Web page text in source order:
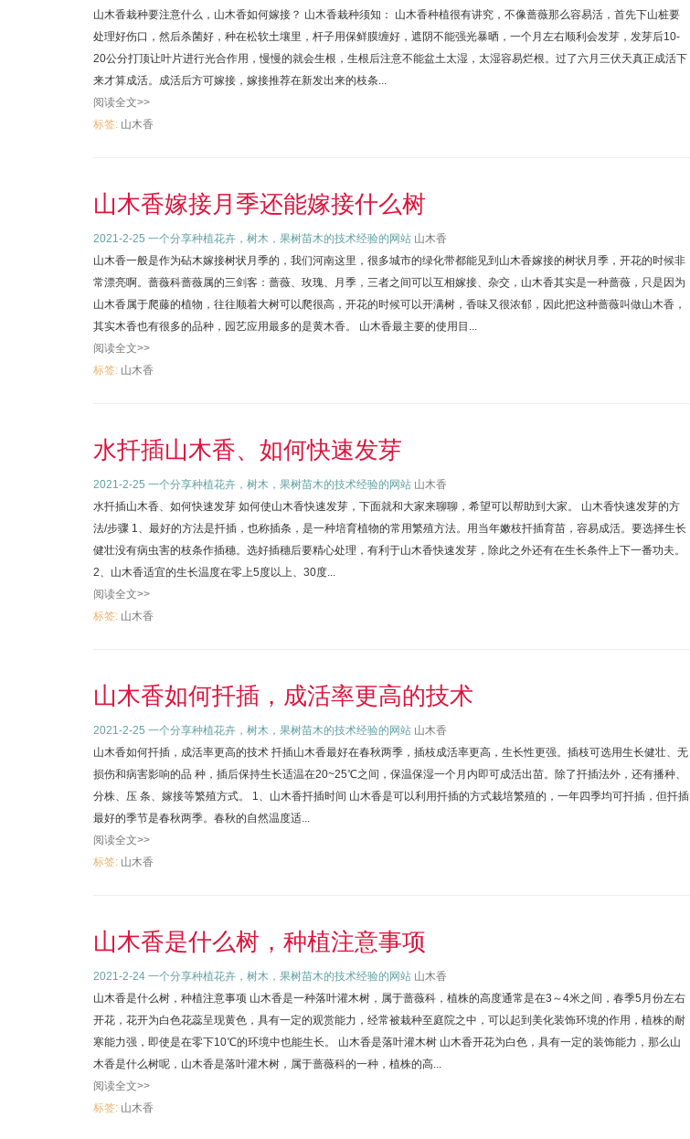
山木香栽种要注意什么，山木香如何嫁接？ 山木香栽种须知： 山木香种植很有讲究，不像蔷薇那么容易活，首先下山桩要
处理好伤口，然后杀菌好，种在松软土壤里，杆子用保鲜膜缠好，遮阴不能强光暴晒，一个月左右顺利会发芽，发芽后10-
20公分打顶让叶片进行光合作用，慢慢的就会生根，生根后注意不能盆土太湿，太湿容易烂根。过了六月三伏天真正成活下
来才算成活。成活后方可嫁接，嫁接推荐在新发出来的枝条...
阅读全文>>
标签: 山木香
山木香嫁接月季还能嫁接什么树
2021-2-25 一个分享种植花卉，树木，果树苗木的技术经验的网站 山木香
山木香一般是作为砧木嫁接树状月季的，我们河南这里，很多城市的绿化带都能见到山木香嫁接的树状月季，开花的时候非
常漂亮啊。蔷薇科蔷薇属的三剑客：蔷薇、玫瑰、月季，三者之间可以互相嫁接、杂交，山木香其实是一种蔷薇，只是因为
山木香属于爬藤的植物，往往顺着大树可以爬很高，开花的时候可以开满树，香味又很浓郁，因此把这种蔷薇叫做山木香，
其实木香也有很多的品种，园艺应用最多的是黄木香。 山木香最主要的使用目...
阅读全文>>
标签: 山木香
水扦插山木香、如何快速发芽
2021-2-25 一个分享种植花卉，树木，果树苗木的技术经验的网站 山木香
水扦插山木香、如何快速发芽 如何使山木香快速发芽，下面就和大家来聊聊，希望可以帮助到大家。 山木香快速发芽的方
法/步骤 1、最好的方法是扦插，也称插条，是一种培育植物的常用繁殖方法。用当年嫩枝扦插育苗，容易成活。要选择生长
健壮没有病虫害的枝条作插穗。选好插穗后要精心处理，有利于山木香快速发芽，除此之外还有在生长条件上下一番功夫。
2、山木香适宜的生长温度在零上5度以上、30度...
阅读全文>>
标签: 山木香
山木香如何扦插，成活率更高的技术
2021-2-25 一个分享种植花卉，树木，果树苗木的技术经验的网站 山木香
山木香如何扦插，成活率更高的技术 扦插山木香最好在春秋两季，插枝成活率更高，生长性更强。插枝可选用生长健壮、无
损伤和病害影响的品 种，插后保持生长适温在20~25℃之间，保温保湿一个月内即可成活出苗。除了扦插法外，还有播种、
分株、压 条、嫁接等繁殖方式。 1、山木香扦插时间 山木香是可以利用扦插的方式栽培繁殖的，一年四季均可扦插，但扦插
最好的季节是春秋两季。春秋的自然温度适...
阅读全文>>
标签: 山木香
山木香是什么树，种植注意事项
2021-2-24 一个分享种植花卉，树木，果树苗木的技术经验的网站 山木香
山木香是什么树，种植注意事项 山木香是一种落叶灌木树，属于蔷薇科，植株的高度通常是在3～4米之间，春季5月份左右
开花，花开为白色花蕊呈现黄色，具有一定的观赏能力，经常被栽种至庭院之中，可以起到美化装饰环境的作用，植株的耐
寒能力强，即使是在零下10℃的环境中也能生长。 山木香是落叶灌木树 山木香开花为白色，具有一定的装饰能力，那么山
木香是什么树呢，山木香是落叶灌木树，属于蔷薇科的一种，植株的高...
阅读全文>>
标签: 山木香